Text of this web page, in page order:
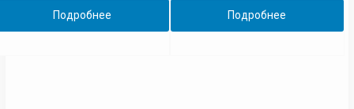
Подробнее Подробнее